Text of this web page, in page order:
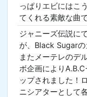
っぱりエビにはこ
てくれる素敵な曲
ジャニーズ伝説に
が、Black Sugarの
またメーテレのデ
ボ企画により
ップされました！
ニシアターとして